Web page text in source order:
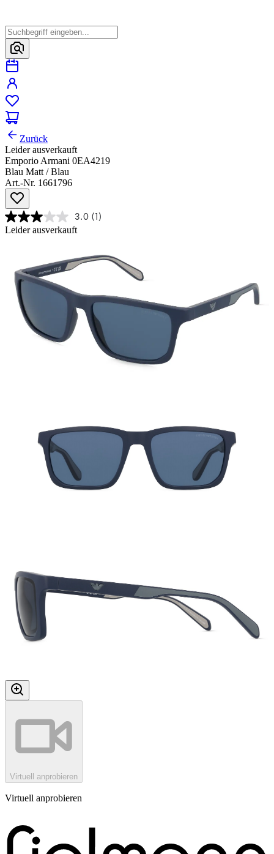
Zurück
Leider ausverkauft
Emporio Armani 0EA4219
Blau Matt / Blau
Art.-Nr. 1661796
3.0 (1)
Leider ausverkauft
Virtuell anprobieren
Virtuell anprobieren